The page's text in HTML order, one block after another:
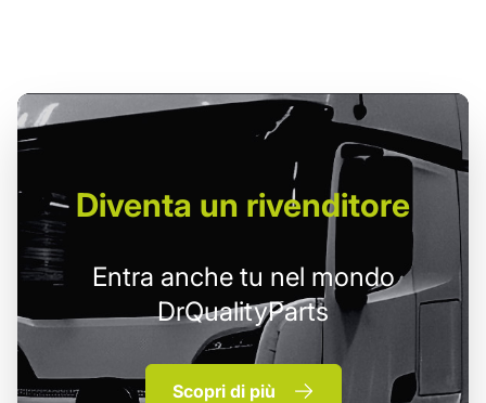
Diventa un rivenditore
Entra anche tu nel mondo
DrQualityParts
Scopri di più